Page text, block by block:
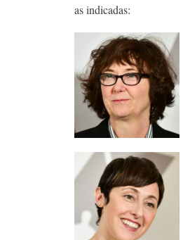
as indicadas: